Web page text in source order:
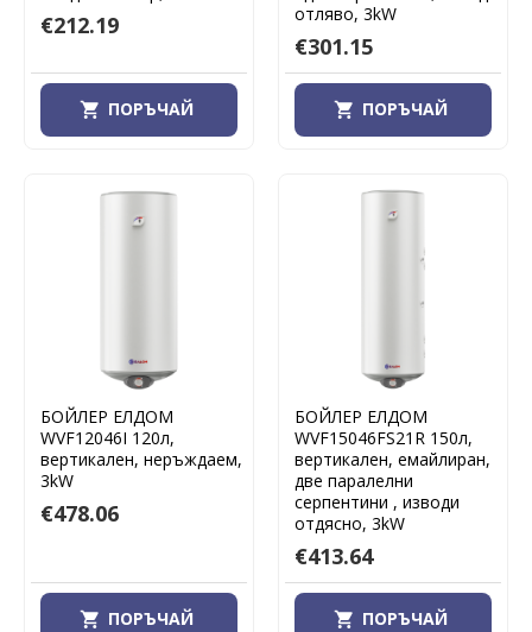
€212.19
ПОРЪЧАЙ
отляво, 3kW
€301.15
ПОРЪЧАЙ
БОЙЛЕР ЕЛДОМ
WVF12046I 120л,
вертикален, неръждаем,
3kW
€478.06
ПОРЪЧАЙ
БОЙЛЕР ЕЛДОМ
WVF15046FS21R 150л,
вертикален, емайлиран,
две паралелни
серпентини , изводи
отдясно, 3kW
€413.64
ПОРЪЧАЙ